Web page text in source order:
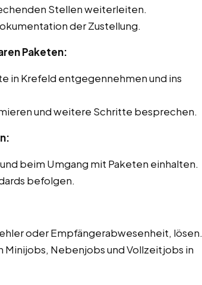
Stellen weiterleiten.
der Zustellung.
Paketen:
in Krefeld entgegennehmen und ins
und weitere Schritte besprechen.
beim Umgang mit Paketen einhalten.
befolgen.
oder Empfängerabwesenheit, lösen.
Nebenjobs und Vollzeitjobs in